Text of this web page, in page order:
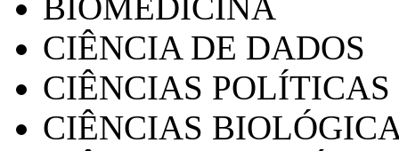
CIÊNCIA DE DADOS
CIÊNCIAS POLÍTICAS
CIÊNCIAS